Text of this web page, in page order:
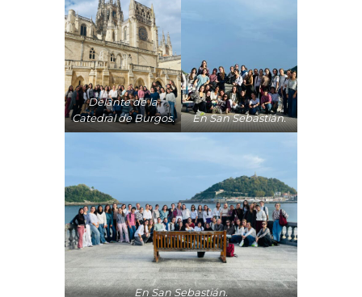
Delante de la
Catedral de Burgos.
En San Sebastián.
En San Sebastián.